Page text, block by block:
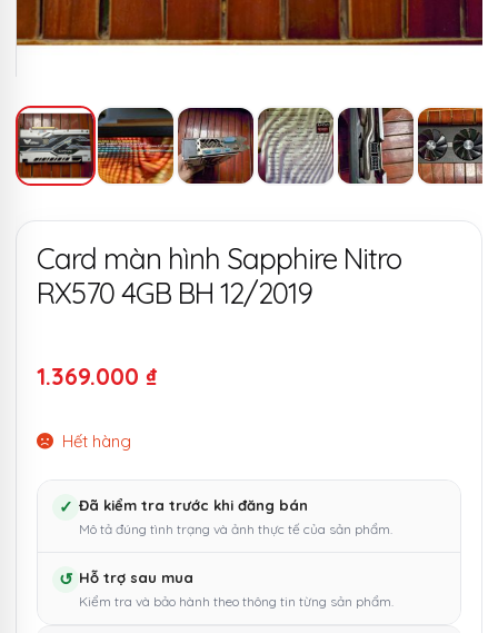
Card màn hình Sapphire Nitro
RX570 4GB BH 12/2019
1.369.000 ₫
Hết hàng
✓ Đã kiểm tra trước khi đăng bán
Mô tả đúng tình trạng và ảnh thực tế của sản phẩm.
↺ Hỗ trợ sau mua
Kiểm tra và bảo hành theo thông tin từng sản phẩm.